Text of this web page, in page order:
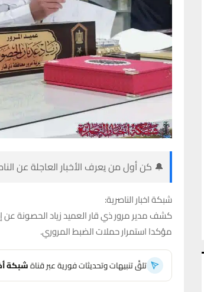
🔔 كن أول من يعرف الأخبار العاجلة عن
شبكة اخبار الناصرية:
كشف مدير مرور ذي قار العميد زياد الحصونة عن
مؤكدا استمرار حملات الضبط المروري.
تلقَّ تنبيهات وتحديثات فورية عبر قناةشبكة